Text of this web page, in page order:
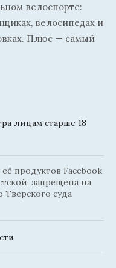
велоспорте:
велосипедах и
Плюс — самый
лицам старше 18
продуктов Facebook
запрещена на
суда